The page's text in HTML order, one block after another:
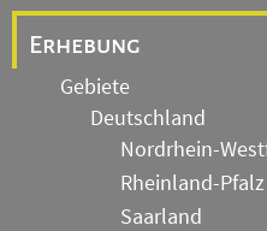
Erhebung
Gebiete
Deutschland
Nordrhein-
Rheinland-Pfalz
Saarland